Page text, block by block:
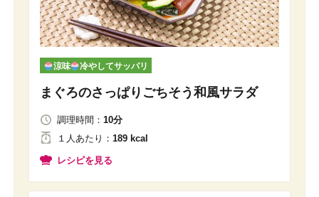
涼味 冷やしてサッパリ
まぐろのさっぱりごちそう和風サラダ
調理時間： 10分
１人あたり ： 189 kcal
レシピを見る